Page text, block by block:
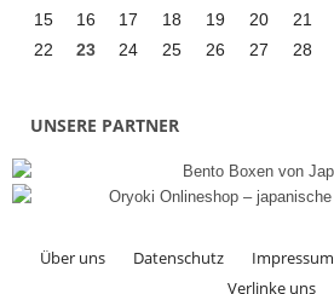
15
16 17 18 19 20
21
22
23 24 25 26 27 28
UNSERE PARTNER
Über uns Datenschutz Impressum
Verlinke uns